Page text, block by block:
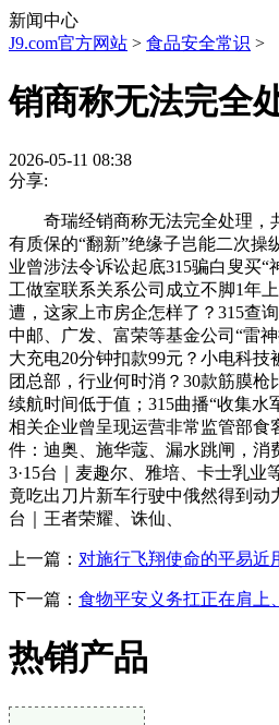
新闻中心
J9.com官方网站 > 食品安全常识 >
销商称无法完全
2026-05-11 08:38
分享:
奇瑞经销商称无法完全处理，
有质保的“翻新”绝缘子岂能二次操
业曾涉法令诉讼起底315骗白叟买“
工做室联系关系公司成立不脚1年
遭，这家上市房企怎样了？315查
中邮、广发、富荣等基金公司“雷
大充电20分钟扣款99元？小电科技
团总部，行业何时消？30款筋膜
续航时间低于值；315曲播“收集水
相关企业曾呈现运营非常监管部食
件：迪奥、施华蔻、漏水跳闸，消
3·15台｜麦趣尔、雅培、卡士乳业
竟吃出刀片新车行驶中俄然得到动
台｜王者荣耀、诛仙、
上一篇： 对施行飞翔使命的平易近
下一篇： 食物平安义务扛正在肩上
热销产品